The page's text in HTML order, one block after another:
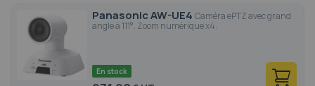
Panasonic AW-UE4 Caméra ePTZ avec grand
angle à 111°. Zoom numérique x4.
En stock